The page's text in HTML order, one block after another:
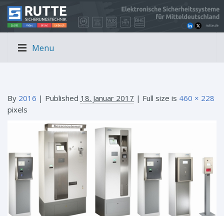
Menu
By 2016 | Published 18. Januar 2017 | Full size is 460 × 228
pixels